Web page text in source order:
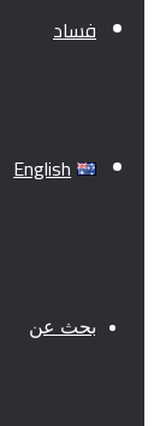
فساد
English
بحث عن